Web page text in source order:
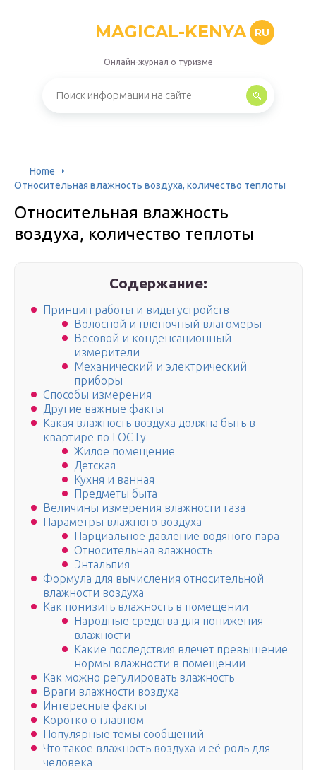
MAGICAL-KENYA RU
Онлайн-журнал о туризме
Home
Относительная влажность воздуха, количество теплоты
Относительная влажность
воздуха, количество теплоты
Содержание:
Принцип работы и виды устройств
Волосной и пленочный влагомеры
Весовой и конденсационный
измерители
Механический и электрический
приборы
Способы измерения
Другие важные факты
Какая влажность воздуха должна быть в
квартире по ГОСТу
Жилое помещение
Детская
Кухня и ванная
Предметы быта
Величины измерения влажности газа
Параметры влажного воздуха
Парциальное давление водяного пара
Относительная влажность
Энтальпия
Формула для вычисления относительной
влажности воздуха
Как понизить влажность в помещении
Народные средства для понижения
влажности
Какие последствия влечет превышение
нормы влажности в помещении
Как можно регулировать влажность
Враги влажности воздуха
Интересные факты
Коротко о главном
Популярные темы сообщений
Что такое влажность воздуха и её роль для
человека